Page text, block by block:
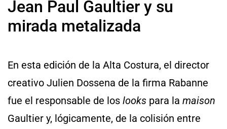
Jean Paul Gaultier y su
mirada metalizada
En esta edición de la Alta Costura, el director
creativo Julien Dossena de la firma Rabanne
fue el responsable de los looks para la maison
Gaultier y, lógicamente, de la colisión entre